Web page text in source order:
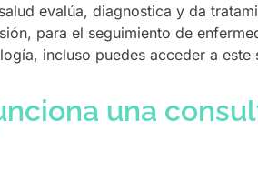
evalúa, diagnostica y da
para el seguimiento de
incluso puedes acceder a este
una